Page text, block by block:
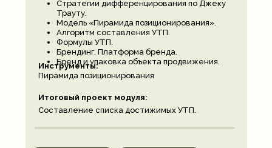
Стратегии дифференцирования по Джеку
Трауту.
Модель «Пирамида позиционирования».
Алгоритм составления УТП.
Формулы УТП.
Брендинг. Платформа бренда.
Бренд и упаковка объекта продвижения.
Инструменты:
Пирамида позиционирования
Итоговый проект модуля:
Составление списка достижимых УТП.